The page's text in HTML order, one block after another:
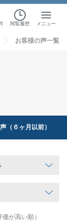
閲覧履歴 メニュー
お客様の声一覧
（６ヶ月以前）
が高い順）